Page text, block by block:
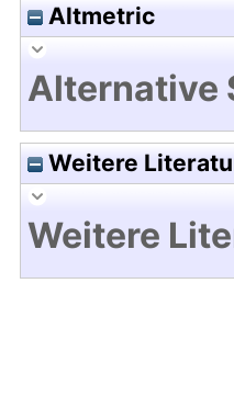
Altmetric
Alternative
Weitere
Weitere